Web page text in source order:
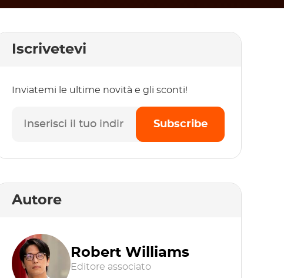
Iscrivetevi
Inviatemi le ultime novità e gli sconti!
Subscribe
Autore
Robert Williams
Editore associato